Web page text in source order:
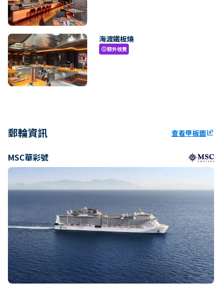
海渡鐵板燒
paid額外收費
郵輪資訊 查看甲板圖ungroup
MSC華彩號